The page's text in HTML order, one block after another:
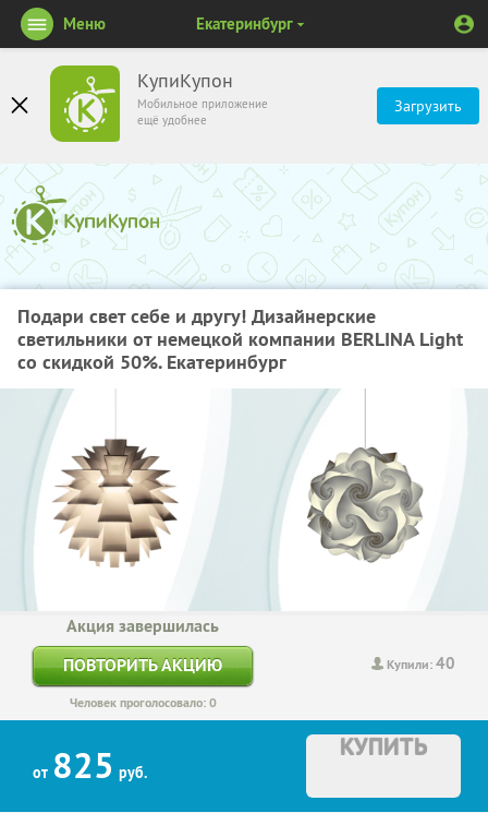
КупиКупон
Мобильное приложение
ещё удобнее
Загрузить
Меню Екатеринбург
Подари свет себе и другу! Дизайнерские
светильники от немецкой компании BERLINA Light
со скидкой 50%. Екатеринбург
Купили:40
Акция завершилась
ПОВТОРИТЬ АКЦИЮ
Человек проголосовало: 0
от 825 руб.
КУПИТЬ